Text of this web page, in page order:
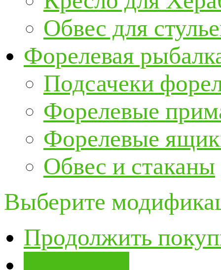
Обвес для
Форелевая
Подсачеки
Форелевые
Форелевые
Обвес и стаканы
Выберите
Продолжить